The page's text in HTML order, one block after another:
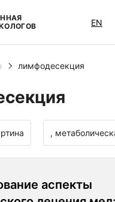
EN
лимфодесекция
,
аспекты